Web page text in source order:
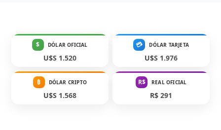
$ DÓLAR OFICIAL
U$S 1.520
💳 DÓLAR TARJETA
U$S 1.976
₿ DÓLAR CRIPTO
U$S 1.568
R$ REAL OFICIAL
R$ 291